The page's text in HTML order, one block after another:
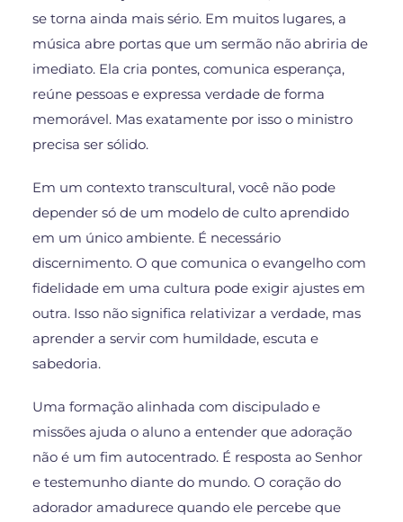
se torna ainda mais sério. Em muitos lugares, a
música abre portas que um sermão não abriria de
imediato. Ela cria pontes, comunica esperança,
reúne pessoas e expressa verdade de forma
memorável. Mas exatamente por isso o ministro
precisa ser sólido.
Em um contexto transcultural, você não pode
depender só de um modelo de culto aprendido
em um único ambiente. É necessário
discernimento. O que comunica o evangelho com
fidelidade em uma cultura pode exigir ajustes em
outra. Isso não significa relativizar a verdade, mas
aprender a servir com humildade, escuta e
sabedoria.
Uma formação alinhada com discipulado e
missões ajuda o aluno a entender que adoração
não é um fim autocentrado. É resposta ao Senhor
e testemunho diante do mundo. O coração do
adorador amadurece quando ele percebe que